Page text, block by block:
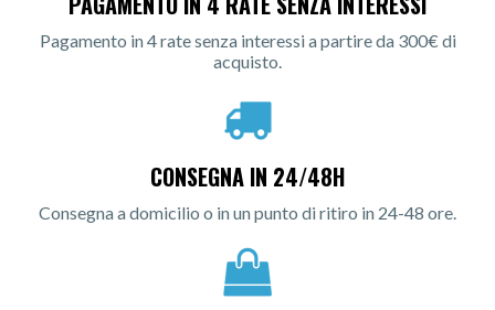
Pagamento in 4 rate senza interessi a partire da 300€ di
acquisto.
CONSEGNA IN 24/48H
Consegna a domicilio o in un punto di ritiro in 24-48 ore.